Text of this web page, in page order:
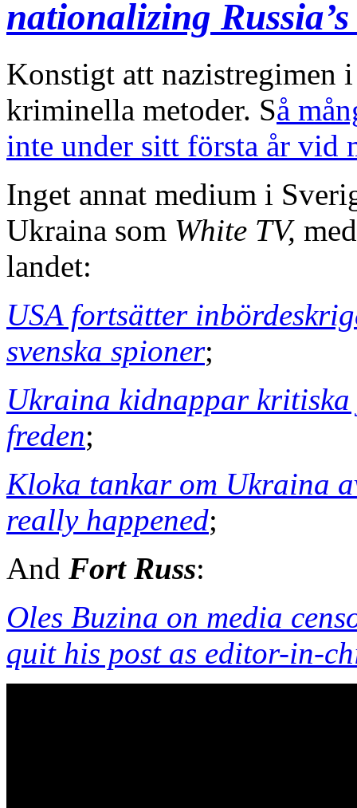
nationalizing Russia’s
Konstigt att
kriminella metoder. Så
inte under sitt första år vid
Inget annat medium i
Ukraina som White TV,
landet:
USA fortsätter
svenska spioner;
Ukraina kidnappar
freden;
Kloka tankar om Ukraina
really happened;
And Fort Russ:
Oles Buzina on media
quit his post as editor-in-